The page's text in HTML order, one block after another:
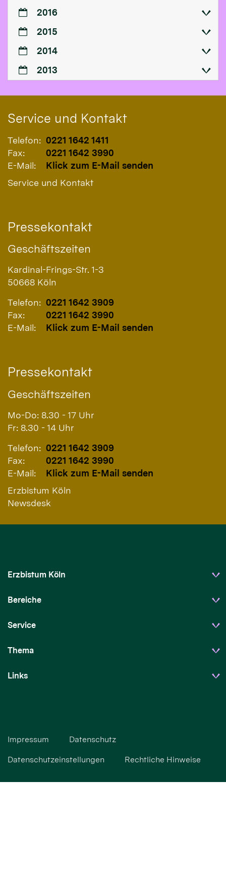
2016
2015
2014
2013
Service und Kontakt
Telefon: 0221 1642 1411
Fax:
0221 1642 3990
E-Mail:
Klick zum E-Mail senden
Service und Kontakt
Pressekontakt
Geschäftszeiten
Kardinal-Frings-Str. 1-3
50668 Köln
Telefon: 0221 1642 3909
Fax:
0221 1642 3990
E-Mail:
Klick zum E-Mail senden
Pressekontakt
Geschäftszeiten
Mo-Do: 8.30 - 17 Uhr
Fr: 8.30 - 14 Uhr
Telefon: 0221 1642 3909
Fax:
0221 1642 3990
E-Mail:
Klick zum E-Mail senden
Erzbistum Köln
Newsdesk
Erzbistum Köln
Bereiche
Service
Thema
Links
Impressum Datenschutz
Datenschutzeinstellungen Rechtliche Hinweise